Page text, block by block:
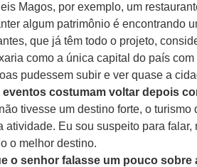
Magos, por exemplo, um
algum patrimônio é encontrando
que já têm todo o projeto,
como a única capital do país
pudessem subir e ver quase a
costumam voltar depois
tivesse um destino forte, o
atividade. Eu sou suspeito para
o melhor destino.
o senhor falasse um pouco